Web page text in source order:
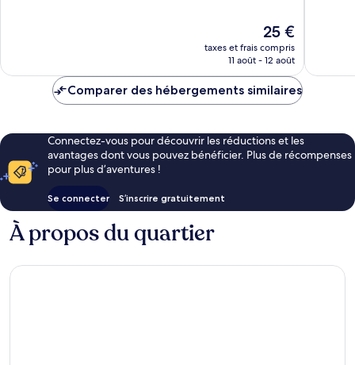
Le
nouveau
prix
de
25 €
taxes et frais compris
11 août - 12 août
Comparer des hébergements similaires
Connectez-vous pour découvrir les réductions et les
avantages dont vous pouvez bénéficier. Plus de récompenses
pour plus d’aventures !
Se connecter S’inscrire gratuitement
À propos du quartier